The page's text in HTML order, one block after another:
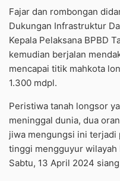
Fajar dan rombongan
Dukungan Infrastruktur
Kepala Pelaksana BPBD
kemudian berjalan
mencapai titik mahkota
1.300 mdpl.
Peristiwa tanah longsor
meninggal dunia, dua
jiwa mengungsi ini terjadi
tinggi mengguyur wilayah
Sabtu, 13 April 2024